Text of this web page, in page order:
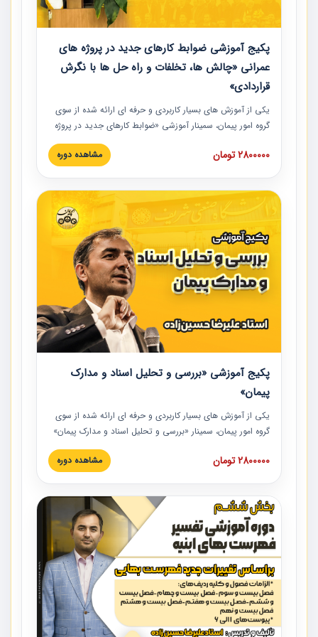
پکیج آموزشی ضوابط کارهای جدید در پروژه های
عمرانی «چالش ها، تخلفات و راه حل ها با نگرش
قراردادی»
یکی از آموزش‏‏‏‏‏‏ های بسیار کاربردی و حرفه‏ ای ارائه شده از سوی
گروه امور پیمان، سمینار آموزشی «ضوابط کارهای جدید در پروژه
های عمرانی» چالش ها، تخلفات و راه حل ها با نگرش قراردادی
است که در محل سندیکای شرکت های ساختمانی کشور ارائه شد.
مدارک پیمان به همراه تجربیات عملی ارائه شده است.
2800000 تومان مشاهده دوره
پکیج آموزشی «بررسی و تحلیل اسناد و مدارک
پیمان»
یکی از آموزش‏‏‏‏‏‏ های بسیار کاربردی و حرفه‏ ای ارائه شده از سوی
گروه امور پیمان، سمینار «بررسی و تحلیل اسناد و مدارک پیمان»
است که در دانشگاه صنعتی شریف ارائه شد. در این آموزش
نکات کلیدی مربوط به اسناد و مدارک پیمان، اولویت بندی اسناد
پیمان به همراه تجربیات عملی در این خصوص ارائه شده است.
2800000 تومان مشاهده دوره